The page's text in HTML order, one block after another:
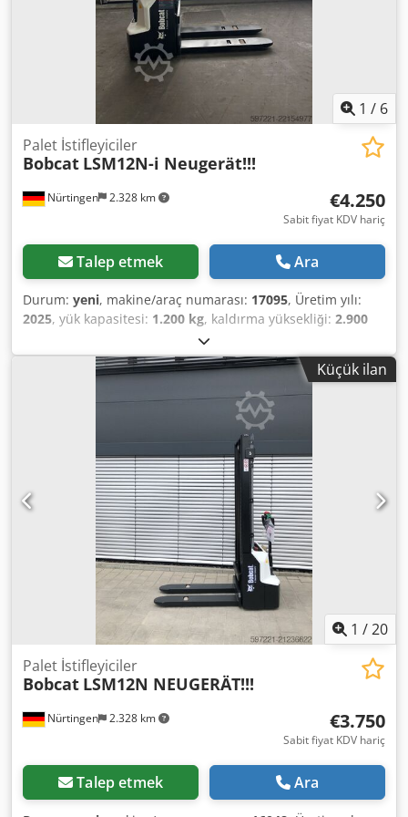
1 / 6
Nürtingen 2.328 km
Palet İstifleyiciler
Bobcat LSM12N-i Neugerät!!!
€4.250
Sabit fiyat KDV hariç
Talep etmek Ara
Durum: yeni, makine/araç numarası: 17095, Üretim yılı:
2025, yük kapasitesi: 1.200 kg, kaldırma yüksekliği: 2.900
, yakıt türü:
simpleks, inşaat yüksekliği:1.970 mm, batarya voltajı:24
, çatalların uzunluğu:1.150 mm, toplam ağırlık:665 kg,
5180321 Seri Numarası: OBWNR-000081 Csdozfd Dbspfx
Küçük ilan
1 /20
Nürtingen 2.328 km
Palet İstifleyiciler
Bobcat LSM12N NEUGERÄT!!!
€3.750
Sabit fiyat KDV hariç
Talep etmek Ara